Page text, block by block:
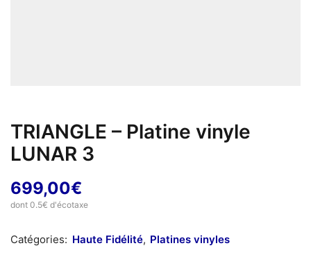
TRIANGLE – Platine vinyle
LUNAR 3
699,00€
dont 0.5€ d'écotaxe
Catégories: Haute Fidélité, Platines vinyles